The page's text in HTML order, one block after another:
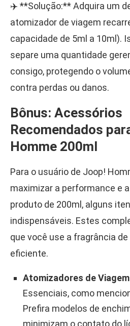
✈️ **Solução:** Adquira um
atomizador de viagem
capacidade de 5ml a 10ml).
separe uma quantidade
consigo, protegendo o
contra perdas ou danos.
Bônus: Acessórios
Recomendados
Homme 200ml
Para o usuário de Joop!
maximizar a performance e
produto de 200ml, alguns
indispensáveis. Estes
que você use a fragrância
eficiente.
Atomizadores de
Essenciais, como
Prefira modelos de